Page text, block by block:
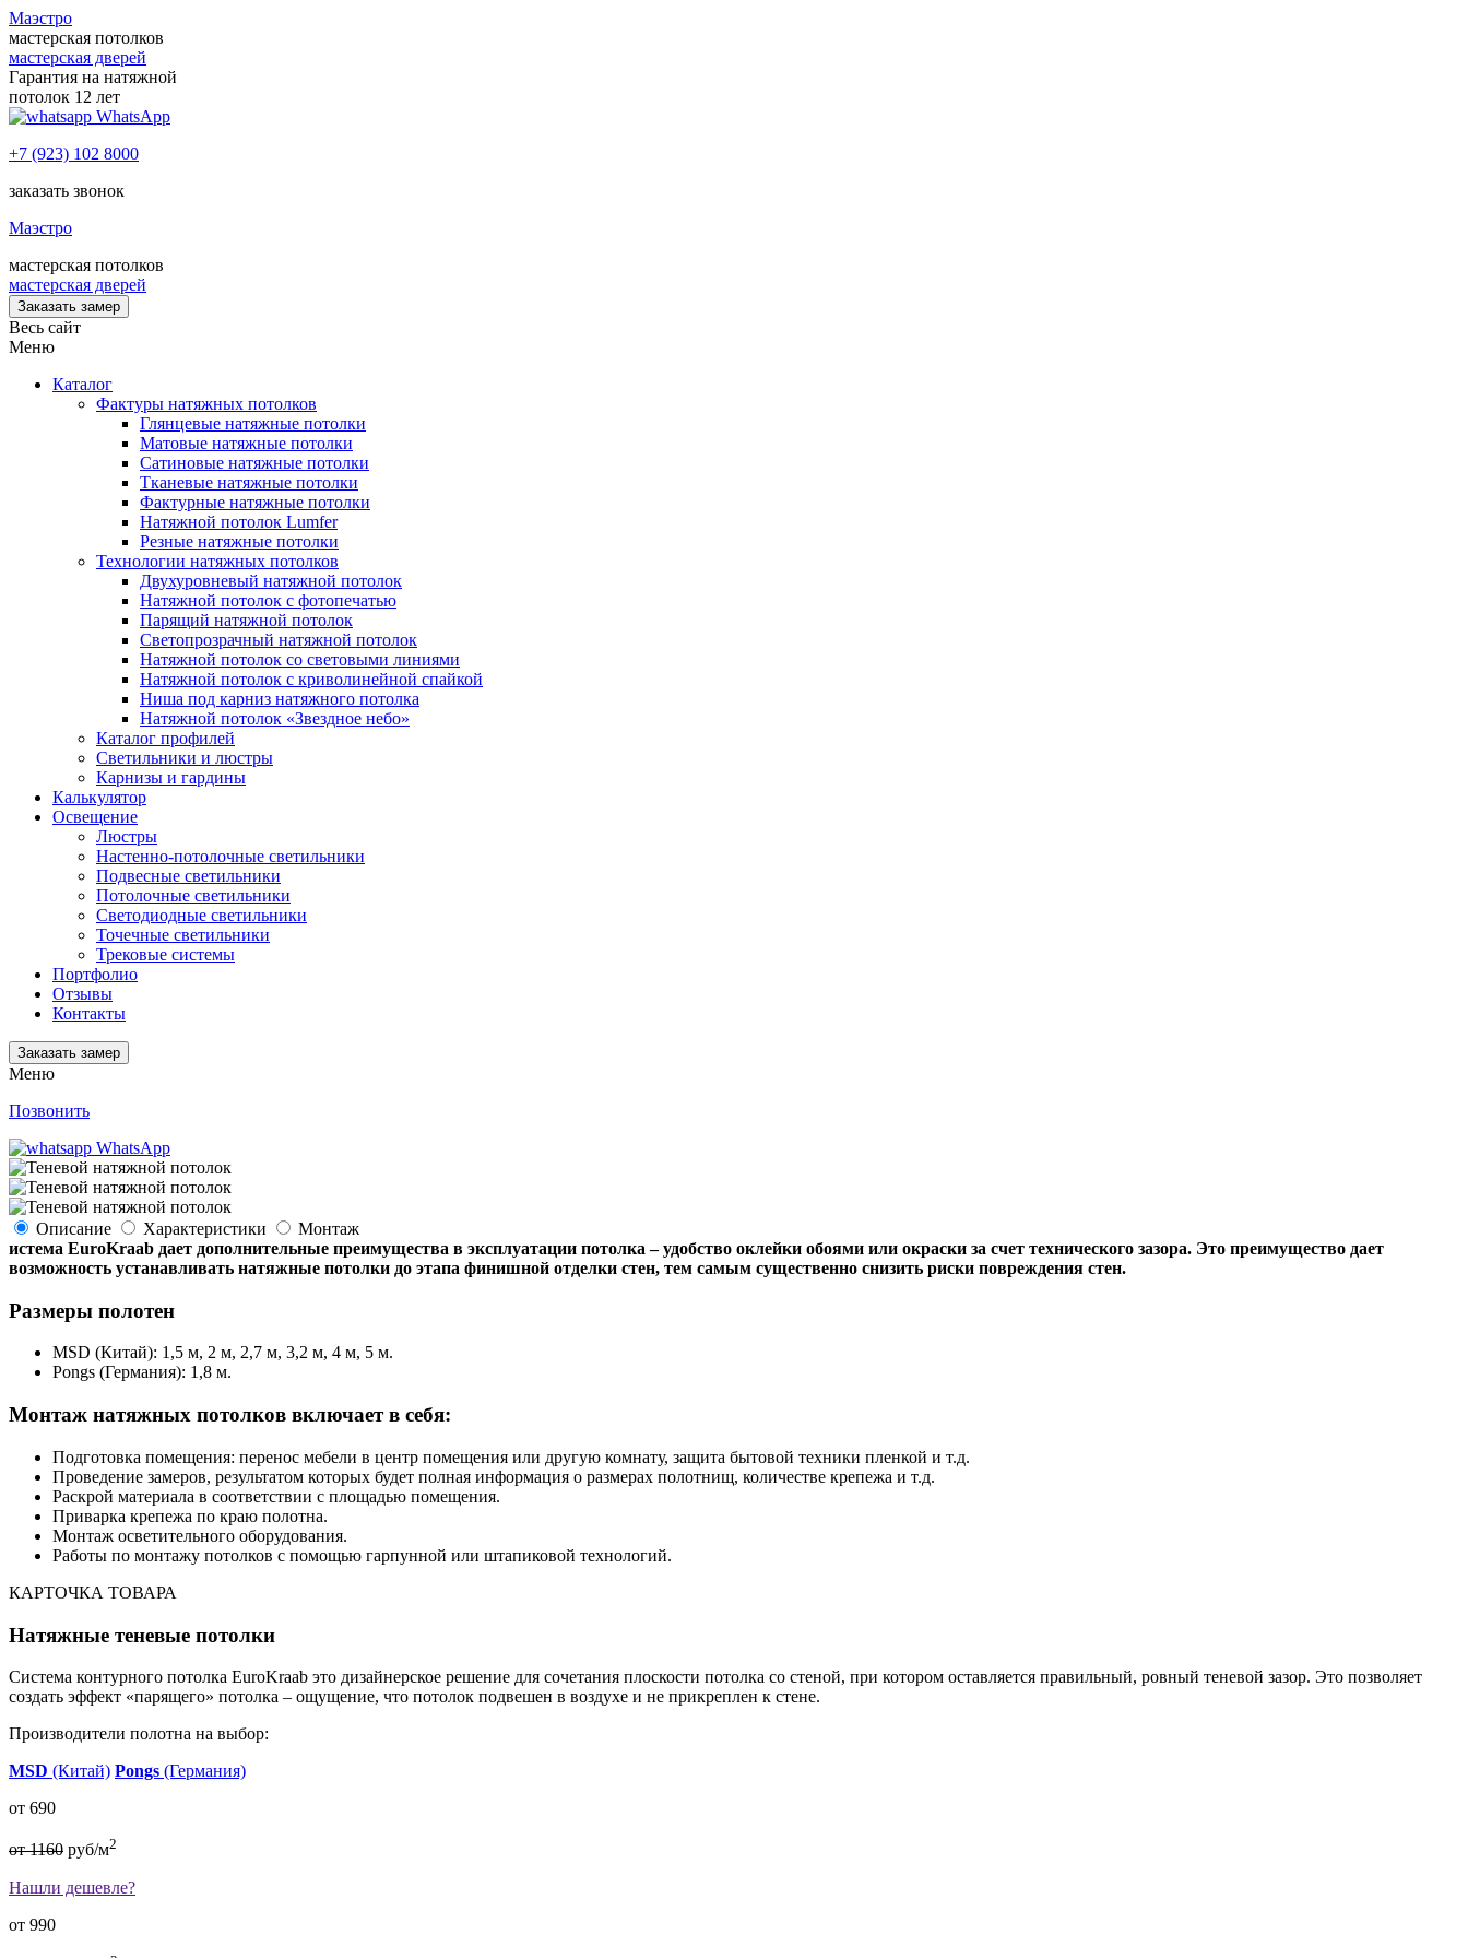
Маэстро
мастерская потолков
мастерская дверей
Гарантия на натяжной
потолок 12 лет
WhatsApp
+7 (923) 102 8000
заказать звонок
Маэстро
мастерская потолков
мастерская дверей
Заказать замер
Весь сайт
Меню
Каталог
Фактуры натяжных потолков
Глянцевые натяжные потолки
Матовые натяжные потолки
Сатиновые натяжные потолки
Тканевые натяжные потолки
Фактурные натяжные потолки
Натяжной потолок Lumfer
Резные натяжные потолки
Технологии натяжных потолков
Двухуровневый натяжной потолок
Натяжной потолок с фотопечатью
Парящий натяжной потолок
Светопрозрачный натяжной потолок
Натяжной потолок со световыми линиями
Натяжной потолок с криволинейной спайкой
Ниша под карниз натяжного потолка
Натяжной потолок «Звездное небо»
Каталог профилей
Светильники и люстры
Карнизы и гардины
Калькулятор
Освещение
Люстры
Настенно-потолочные светильники
Подвесные светильники
Потолочные светильники
Светодиодные светильники
Точечные светильники
Трековые системы
Портфолио
Отзывы
Контакты
Заказать замер
Меню
Позвонить
WhatsApp
Описание Характеристики
Монтаж
истема EuroKraab дает дополнительные преимущества в эксплуатации потолка – удобство оклейки обоями или окраски за счет технического зазора. Это преимущество дает
возможность устанавливать натяжные потолки до этапа финишной отделки стен, тем самым существенно снизить риски повреждения стен.
Размеры полотен
MSD (Китай): 1,5 м, 2 м, 2,7 м, 3,2 м, 4 м, 5 м.
Pongs (Германия): 1,8 м.
Монтаж натяжных потолков включает в себя:
Подготовка помещения: перенос мебели в центр помещения или другую комнату, защита бытовой техники пленкой и т.д.
Проведение замеров, результатом которых будет полная информация о размерах полотнищ, количестве крепежа и т.д.
Раскрой материала в соответствии с площадью помещения.
Приварка крепежа по краю полотна.
Монтаж осветительного оборудования.
Работы по монтажу потолков с помощью гарпунной или штапиковой технологий.
КАРТОЧКА ТОВАРА
Натяжные теневые потолки
Система контурного потолка EuroKraab это дизайнерское решение для сочетания плоскости потолка со стеной, при котором оставляется правильный, ровный теневой зазор. Это позволяет
создать эффект «парящего» потолка – ощущение, что потолок подвешен в воздухе и не прикреплен к стене.
Производители полотна на выбор:
MSD (Китай) Pongs (Германия)
от 690
от 1160 руб/м2
Нашли дешевле?
от 990